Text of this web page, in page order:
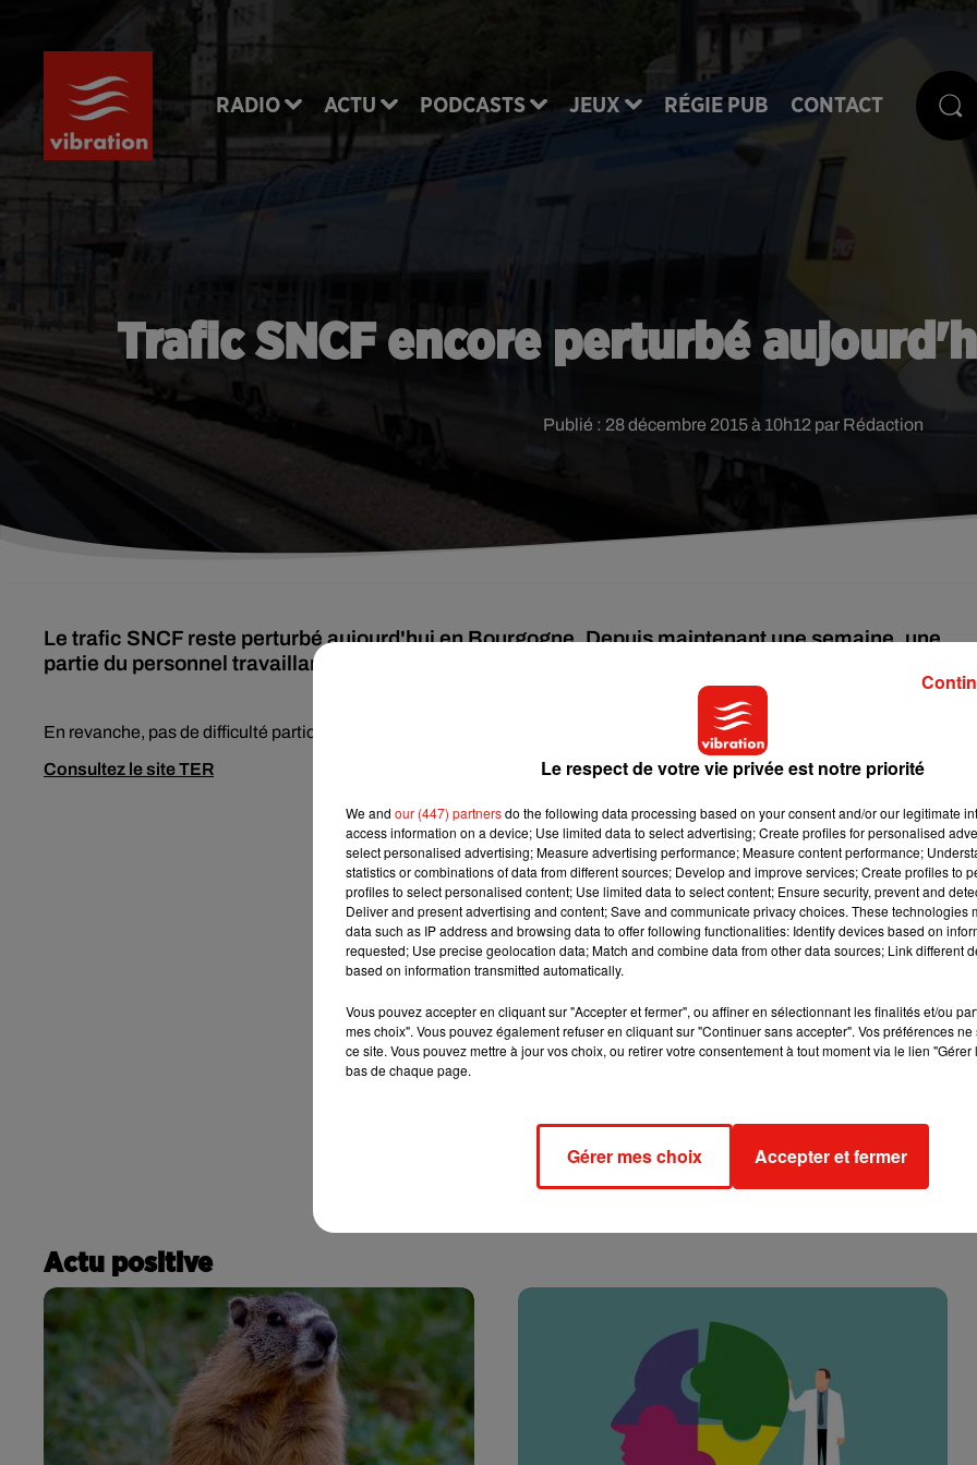
RADIO ACTU PODCASTS JEUX RÉGIE PUB CONTACT
Trafic SNCF encore perturbé
Publié : 28 décembre 2015 à 10h12 par Rédaction
Le trafic SNCF reste perturbé aujourd'hui en Bourgogne. Depuis maintenant une semaine, une
partie du personnel travaillant sur les lignes TER de la région, est en grève.
En revanche, pas de difficulté particulière concernant les lignes TGV.
Consultez le site TER
Actu positive
Le respect de votre vie privée est notre priorité
We and our (447) partnersdo the following data processing based on your consent and/or our legitimate
access information on a device; Use limited data to select advertising; Create profiles for personalised
select personalised advertising; Measure advertising performance; Measure content performance;
statistics or combinations of data from different sources; Develop and improve services; Create profiles to
profiles to select personalised content; Use limited data to select content; Ensure security, prevent and
Deliver and present advertising and content; Save and communicate privacy choices. These technologies
data such as IP address and browsing data to offer following functionalities: Identify devices based on
requested; Use precise geolocation data; Match and combine data from other data sources; Link different
based on information transmitted automatically.
Vous pouvez accepter en cliquant sur "Accepter et fermer", ou affiner en sélectionnant les finalités et/ou
mes choix". Vous pouvez également refuser en cliquant sur "Continuer sans accepter". Vos préférences
ce site. Vous pouvez mettre à jour vos choix, ou retirer votre consentement à tout moment via le lien
bas de chaque page.
Gérer mes choix Accepter et fermer